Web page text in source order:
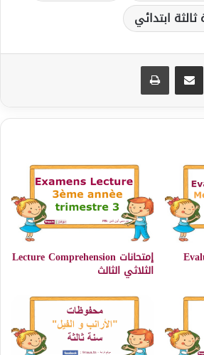
ابتدائي
إمتحانات Lecture Comprehension
الثلاثي الثالث